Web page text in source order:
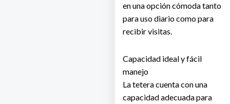
en una opción cómoda tanto
para uso diario como para
recibir visitas.
Capacidad ideal y fácil
manejo
La tetera cuenta con una
capacidad adecuada para